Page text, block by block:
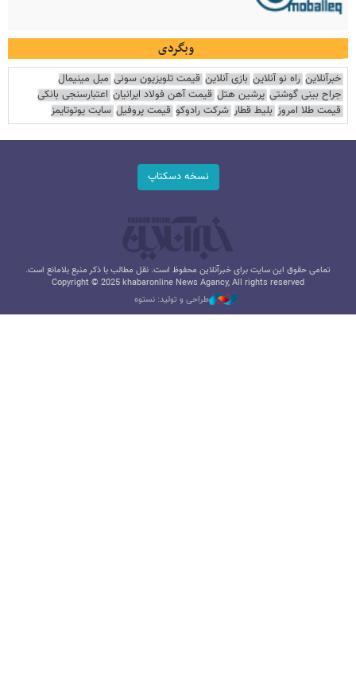
وبگردی
خبرآنلاین راه نو آنلاین بازی آنلاین قیمت تلویزیون سونی مبل مینیمال
جراح بینی گوشتی پرشین هتل قیمت آهن فولاد ایرانیان اعتبارسنجی بانکی
قیمت طلا امروز بلیط قطار شرکت رادوکو قیمت پروفیل سایت یوتوتایمز
نسخه دسکتاپ
تمامی حقوق این سایت برای خبرآنلاین محفوظ است. نقل مطالب با ذکر منبع بلامانع است.
Copyright © 2025 khabaronline News Agancy, All rights reserved
طراحی و تولید: نستوه